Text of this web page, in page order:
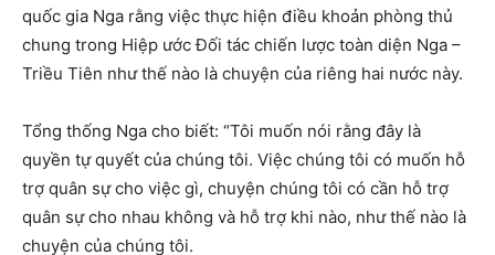
quốc gia Nga rằng việc thực hiện điều khoản phòng thủ
chung trong Hiệp ước Đối tác chiến lược toàn diện Nga –
Triều Tiên như thế nào là chuyện của riêng hai nước này.
Tổng thống Nga cho biết: “Tôi muốn nói rằng đây là
quyền tự quyết của chúng tôi. Việc chúng tôi có muốn hỗ
trợ quân sự cho việc gì, chuyện chúng tôi có cần hỗ trợ
quân sự cho nhau không và hỗ trợ khi nào, như thế nào là
chuyện của chúng tôi.